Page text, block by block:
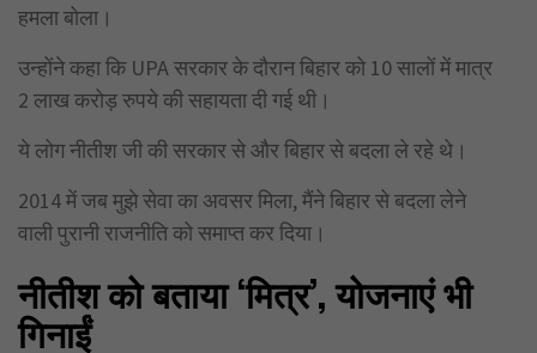
हमला बोला।
उन्होंने कहा कि UPA सरकार के दौरान बिहार को 10 सालों में मात्र
2 लाख करोड़ रुपये की सहायता दी गई थी।
ये लोग नीतीश जी की सरकार से और बिहार से बदला ले रहे थे।
2014 में जब मुझे सेवा का अवसर मिला, मैंने बिहार से बदला लेने
वाली पुरानी राजनीति को समाप्त कर दिया।
नीतीश को बताया ‘मित्र’,योजनाएं भी
गिनाईं